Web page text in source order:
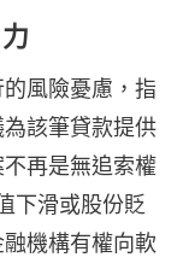
風險憂慮，指
該筆貸款提供
不再是無追索權
下滑或股份貶
機構有權向軟